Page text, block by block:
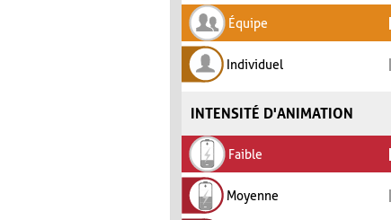
Équipe
Individuel
INTENSITÉ D'ANIMATION
Faible
Moyenne